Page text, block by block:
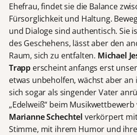
Ehefrau, findet sie die Balance
Fürsorglichkeit und Haltung.
und Dialoge sind authentisch. Sie
des Geschehens, lässt aber den
Raum, sich zu entfalten. Michael
Trapp erscheint anfangs erst
etwas unbeholfen, wächst aber
sich sogar als singender Vater
„Edelweiß“ beim
Marianne Schechtel verkörpert
Stimme, mit ihrem Humor und